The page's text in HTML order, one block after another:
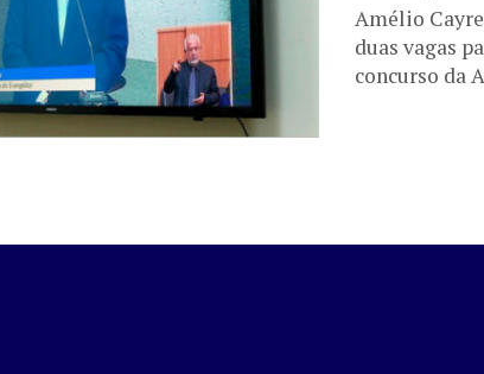
Amélio
duas vagas
concurso da